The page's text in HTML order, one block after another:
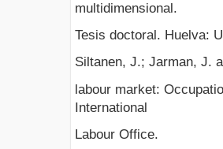
multidimensional.
Tesis doctoral. Huelva:
Siltanen, J.; Jarman, J.
labour market:
International
Labour Office.